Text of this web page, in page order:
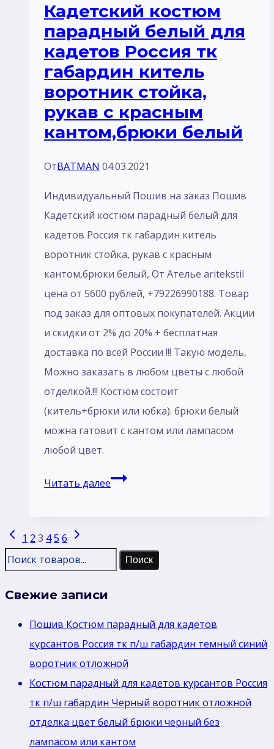
воротник
стойка
с
галуном
цвет
красный,
рукав
красным
кантом.
с
красным
лампасом
Кадетский костюм
парадный белый для
кадетов Россия тк
габардин китель
воротник стойка,
рукав с красным
кантом,брюки белый
ОтBATMAN 04.03.2021
Индивидуальный Пошив на заказ Пошив
Кадетский костюм парадный белый для
кадетов Россия тк габардин китель
воротник стойка, рукав с красным
кантом,брюки белый, От Ателье aritekstil
цена от 5600 рублей, +79226990188. Товар
под заказ для оптовых покупателей. Акции
и скидки от 2% до 20% + бесплатная
доставка по всей России !!! Такую модель,
Mожно заказать в любом цветы с любой
отделкой.!!! Костюм состоит
(китель+брюки или юбка). брюки белый
можна гатовит с кантом или лампасом
любой цвет.
Читать далееКадетский
для
Навигация
по
страницам
Предыдущая
страница
1 2 3 45 6 Следующая
страница
Поиск
Свежие записи
Пошив Костюм парадный для кадетов
курсантов Россия тк п/ш габардин темный синий
воротник отложной
Костюм парадный для кадетов курсантов Россия
тк п/ш габардин Черный воротник отложной
отделка цвет белый брюки черный без
лaмпасом или кантом